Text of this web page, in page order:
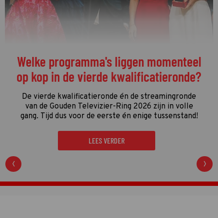
Welke programma's liggen momenteel
op kop in de vierde kwalificatieronde?
De vierde kwalificatieronde én de streamingronde
van de Gouden Televizier-Ring 2026 zijn in volle
gang. Tijd dus voor de eerste én enige tussenstand!
LEES VERDER